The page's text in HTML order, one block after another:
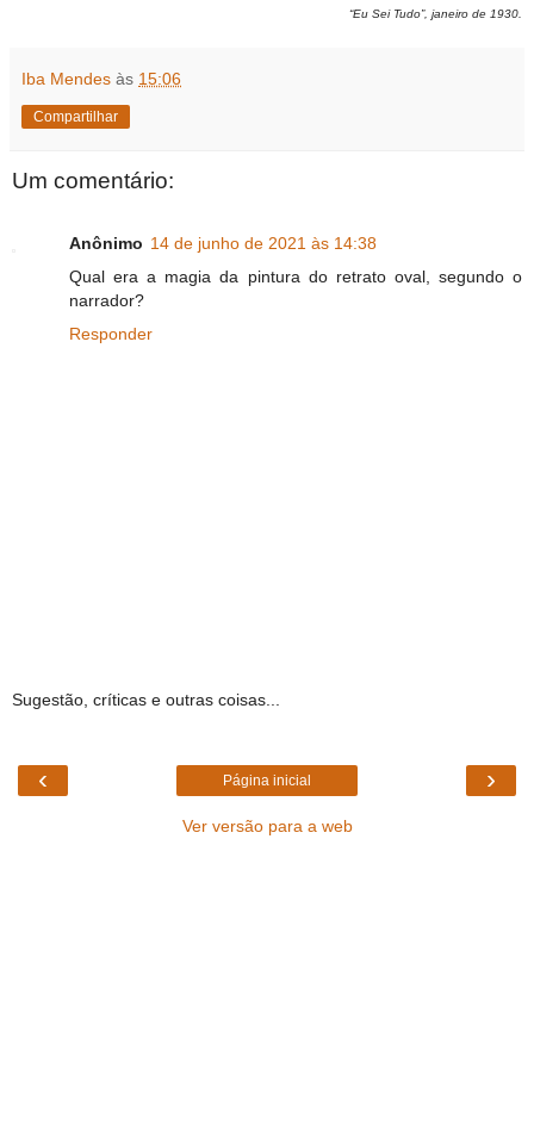
“Eu Sei Tudo”, janeiro de 1930.
Iba Mendes às 15:06
Compartilhar
Um comentário:
Anônimo 14 de junho de 2021 às 14:38
Qual era a magia da pintura do retrato oval, segundo o
narrador?
Responder
Sugestão, críticas e outras coisas...
‹ ›
Página inicial
Ver versão para a web